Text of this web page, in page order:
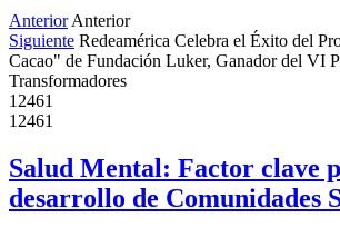
Anterior Anterior
Siguiente Redeamérica Celebra el Éxito del
Cacao" de Fundación Luker, Ganador del VI
Transformadores
12461
12461
Salud Mental: Factor clave
desarrollo de Comunidades